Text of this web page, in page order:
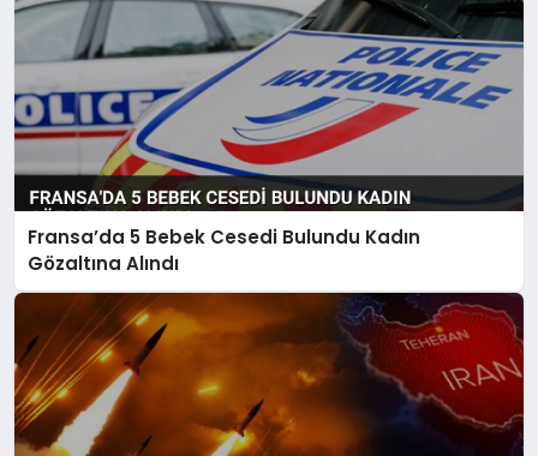
Fransa’da 5 Bebek Cesedi Bulundu Kadın
Gözaltına Alındı